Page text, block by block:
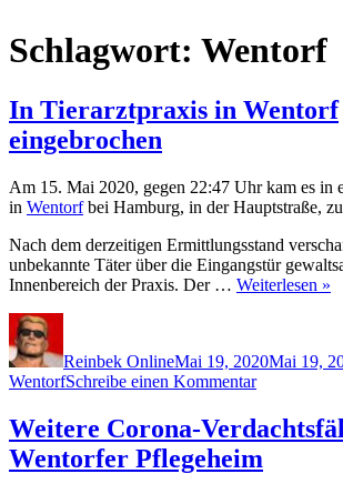
Schlagwort: Wentorf
In Tierarztpraxis in Wentorf
eingebrochen
Am 15. Mai 2020, gegen 22:47 Uhr kam es in
in Wentorfbei Hamburg, in der Hauptstraße,
Nach dem derzeitigen Ermittlungsstand
unbekannte Täter über die Eingangstür
Innenbereich der Praxis. Der … Weiterlesen »
Reinbek OnlineMai 19, 2020Mai 19,
WentorfSchreibe einen Kommentarzu
in
Wentorf
Weitere Corona-
Wentorfer Pflegeheim